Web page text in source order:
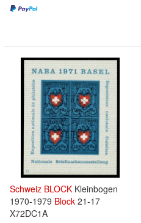
Schweiz BLOCK Kleinbogen
1970-1979 Block 21-17
X72DC1A